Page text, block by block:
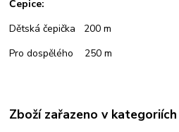
Čepice:
Dětská čepička 200 m
Pro dospělého 250 m
Zboží zařazeno v kategoriích